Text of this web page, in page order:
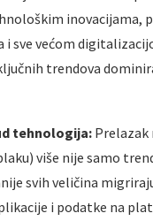
inovacijama,
sve većom
trendova
tehnologija: Prelazak
više nije samo
svih veličina
i podatke na